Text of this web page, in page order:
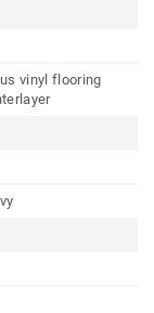
vinyl flooring